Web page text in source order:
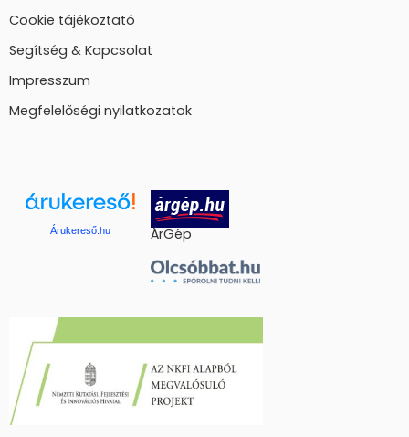
Cookie tájékoztató
Segítség & Kapcsolat
Impresszum
Megfelelőségi nyilatkozatok
Árukereső.hu ÁrGép